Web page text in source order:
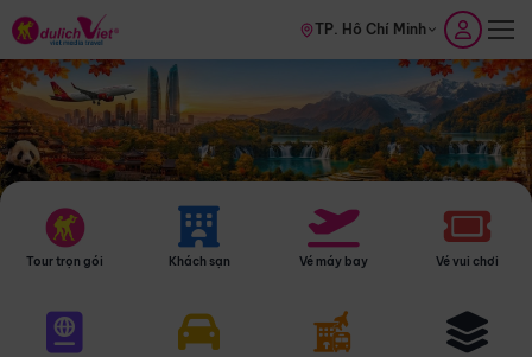
TP. Hồ Chí Minh
Tour trọn gói Khách sạn Vé máy bay Vé vui chơi